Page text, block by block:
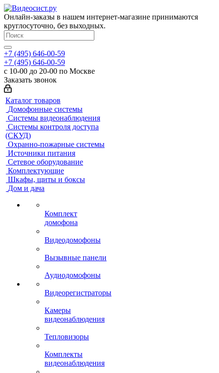
Онлайн-заказы в нашем интернет-магазине принимаются
круглосуточно, без выходных.
+7 (495) 646-00-59
+7 (495) 646-00-59
с 10-00 до 20-00 по Москве
Заказать звонок
Каталог товаров
Домофонные системы
Системы видеонаблюдения
Системы контроля доступа
(СКУД)
Охранно-пожарные системы
Источники питания
Сетевое оборудование
Комплектующие
Шкафы, щиты и боксы
Дом и дача
Комплект
домофона
Видеодомофоны
Вызывные панели
Аудиодомофоны
Видеорегистраторы
Камеры
видеонаблюдения
Тепловизоры
Комплекты
видеонаблюдения